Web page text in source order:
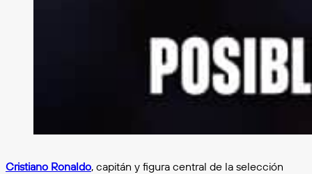
Cristiano Ronaldo, capitán y figura central de la selección